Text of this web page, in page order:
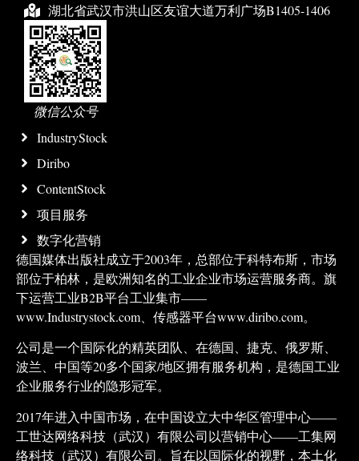
湖北省武汉市洪山区友谊大道万利广场B1405-1406
微信公众号
IndustryStock
Diribo
ContentStock
项目服务
数字化营销
德国媒体出版社成立于2003年，总部位于科特布斯，市场
部位于柏林，是欧洲知名的工业企业市场运营服务商。旗
下运营工业B2B平台工业集市——
www.Industrystock.com、传感器平台www.diribo.com。
公司是一个国际化的精英团队、在德国、捷克、俄罗斯、
波兰、中国等20多个国家/地区拥有服务机构，是德国工业
企业服务行业的隐形冠军。
2017年进入中国市场，在中国设立大中华区管理中心——
工世达网络科技（武汉）有限公司以营销中心——工集网
络科技（武汉）有限公司。旨在以国际化的视野，本土化